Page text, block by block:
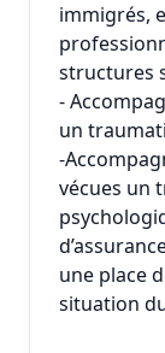
immigrés,
structures
-
un
-
vécues un
une place
situation